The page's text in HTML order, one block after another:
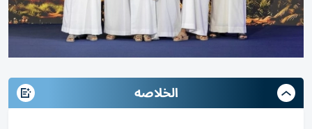
الخلاصه